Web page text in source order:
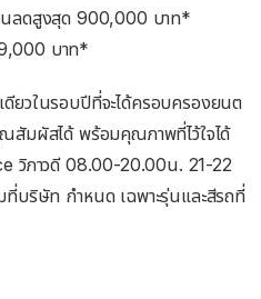
ลดสูงสุด 900,000 บาท*
บาท*
ดียวในรอบปีที่จะได้ครอบครองยนต
สัมผัสได้ พร้อมคุณภาพที่ไว้ใจได้
วิภาวดี 08.00-20.00น. 21-22
บริษัท กำหนด เฉพาะรุ่นและสีรถที่